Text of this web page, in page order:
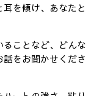
を傾け、あなたと
ことなど、どんな
をお聞かせくださ